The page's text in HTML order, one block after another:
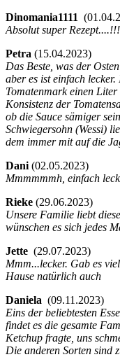
Dinomania1111 (
Absolut super
Petra (15.04.2023)
Das Beste, was der
aber es ist einfach
Tomatenmark einen
Konsistenz der
ob die Sauce sämiger
Schwiegersohn (Wessi)
dem immer mit auf die
Dani (02.05.2023)
Mmmmmmh, einfach
Rieke (29.06.2023)
Unsere Familie liebt
wünschen es sich jedes
Jette (29.07.2023)
Mmm...lecker. Gab es
Hause natürlich auch
Daniela (09.11.2023)
Eins der beliebtesten
findet es die gesamte
Ketchup fragte, uns
Die anderen Sorten sind